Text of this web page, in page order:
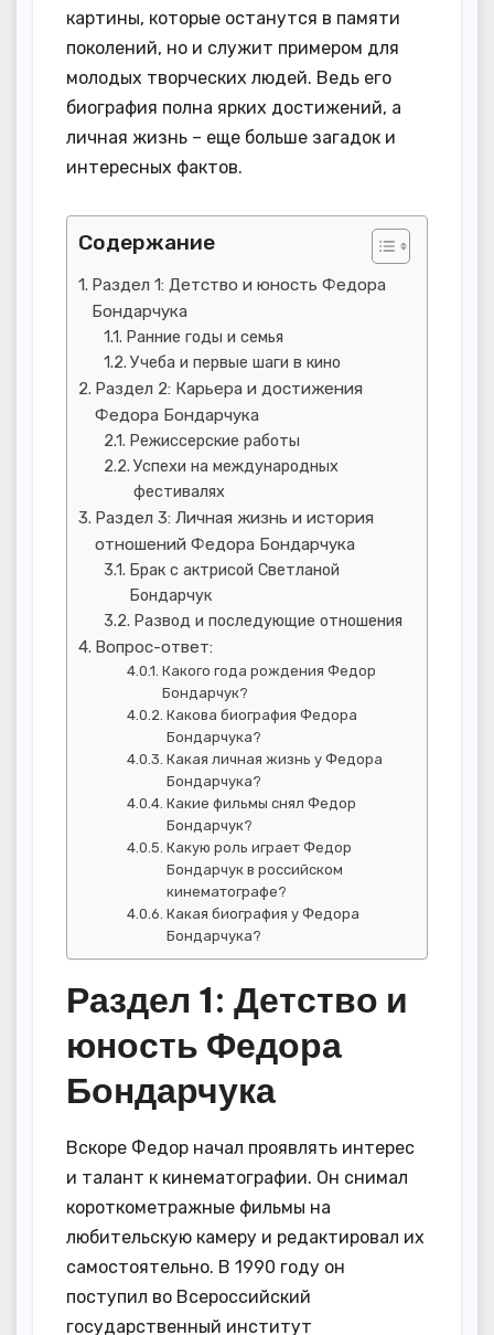
картины, которые останутся в памяти
поколений, но и служит примером для
молодых творческих людей. Ведь его
биография полна ярких достижений, а
личная жизнь – еще больше загадок и
интересных фактов.
Содержание
Раздел 1: Детство и юность Федора
Бондарчука
Ранние годы и семья
Учеба и первые шаги в кино
Раздел 2: Карьера и достижения
Федора Бондарчука
Режиссерские работы
Успехи на международных
фестивалях
Раздел 3: Личная жизнь и история
отношений Федора Бондарчука
Брак с актрисой Светланой
Бондарчук
Развод и последующие отношения
Вопрос-ответ:
Какого года рождения Федор
Бондарчук?
Какова биография Федора
Бондарчука?
Какая личная жизнь у Федора
Бондарчука?
Какие фильмы снял Федор
Бондарчук?
Какую роль играет Федор
Бондарчук в российском
кинематографе?
Какая биография у Федора
Бондарчука?
Раздел 1: Детство и
юность Федора
Бондарчука
Вскоре Федор начал проявлять интерес
и талант к кинематографии. Он снимал
короткометражные фильмы на
любительскую камеру и редактировал их
самостоятельно. В 1990 году он
поступил во Всероссийский
государственный институт